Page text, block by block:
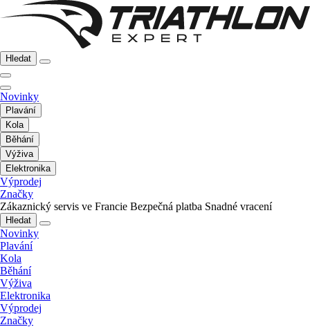
Hledat
Novinky
Plavání
Kola
Běhání
Výživa
Elektronika
Výprodej
Značky
Zákaznický servis ve Francie Bezpečná platba Snadné vracení
Hledat
Novinky
Plavání
Kola
Běhání
Výživa
Elektronika
Výprodej
Značky